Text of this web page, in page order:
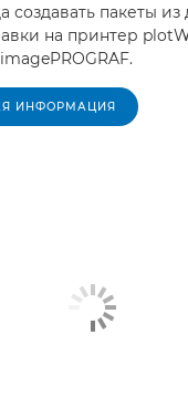
создавать пакеты
на принтер
ИНФОРМАЦИЯ